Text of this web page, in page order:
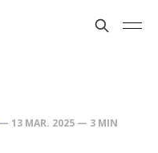
— 13 MAR. 2025 — 3 MIN